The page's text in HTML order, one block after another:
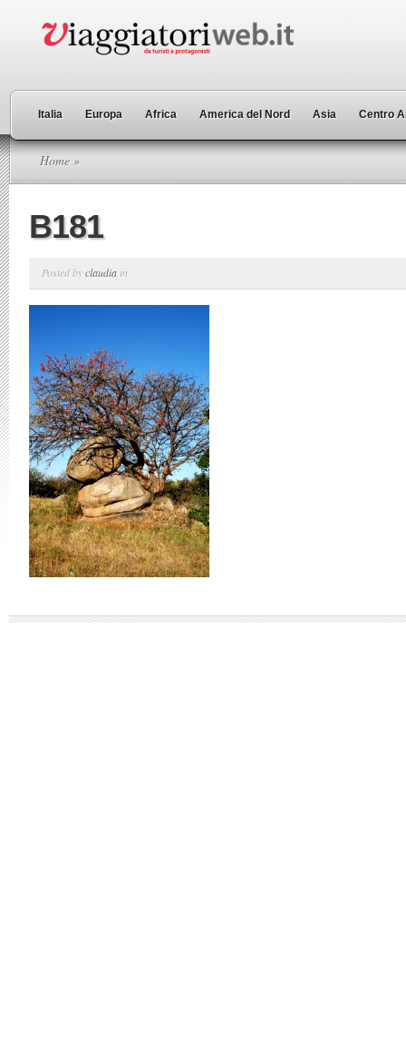
Italia Europa Africa America del Nord Asia Centro
Home »
B181
Posted byclaudia in